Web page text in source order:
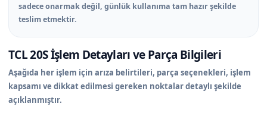
sadece onarmak değil, günlük kullanıma tam hazır şekilde
teslim etmektir.
TCL 20S İşlem Detayları ve Parça Bilgileri
Aşağıda her işlem için arıza belirtileri, parça seçenekleri, işlem
kapsamı ve dikkat edilmesi gereken noktalar detaylı şekilde
açıklanmıştır.